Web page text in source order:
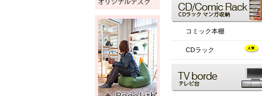
コミック本棚
CDラック